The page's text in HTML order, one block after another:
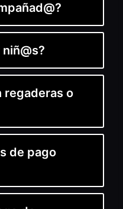
regaderas o
de pago